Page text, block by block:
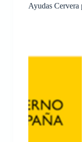
Ayudas Cervera